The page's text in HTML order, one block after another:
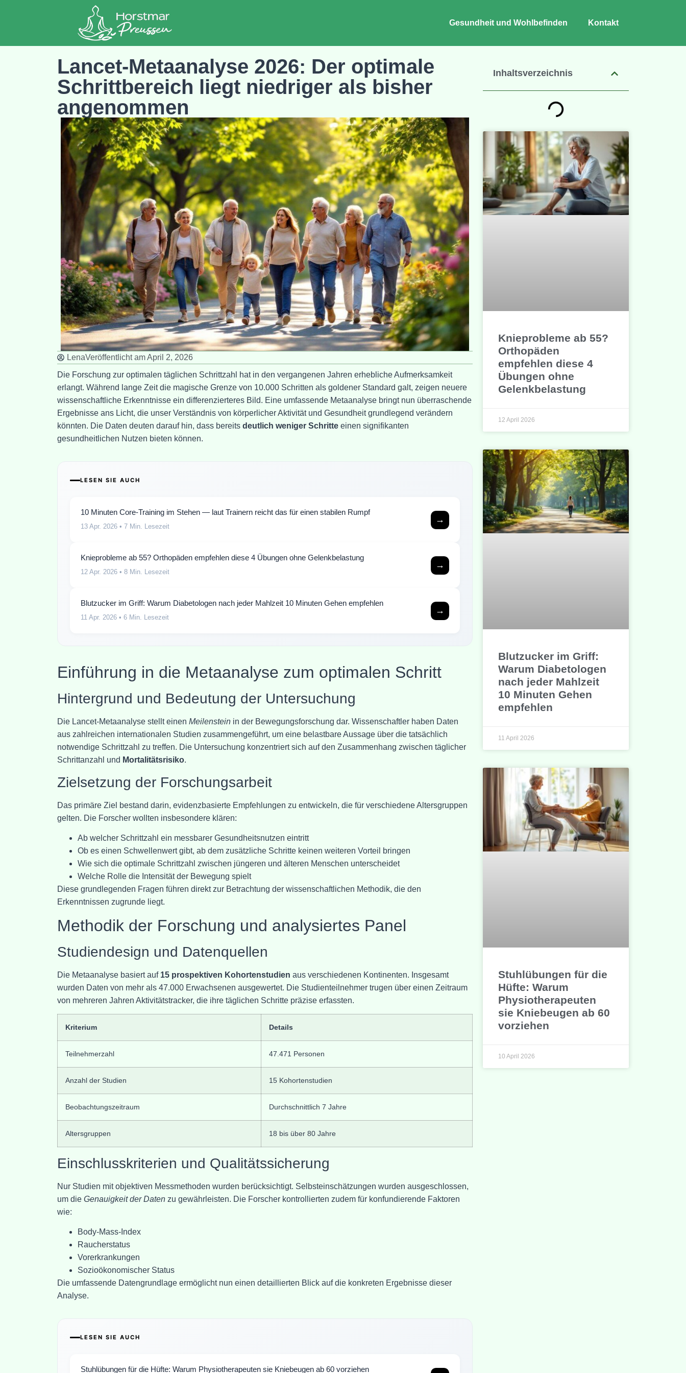
Gesundheit und Wohlbefinden Kontakt
Inhaltsverzeichnis
Knieprobleme ab 55?
Orthopäden
empfehlen diese 4
Übungen ohne
Gelenkbelastung
12 April 2026
Blutzucker im Griff:
Warum Diabetologen
nach jeder Mahlzeit
10 Minuten Gehen
empfehlen
11 April 2026
Stuhlübungen für die
Hüfte: Warum
Physiotherapeuten
sie Kniebeugen ab 60
vorziehen
10 April 2026
Lancet-Metaanalyse 2026: Der optimale
Schrittbereich liegt niedriger als bisher
angenommen
LenaVeröffentlicht amApril 2, 2026
Die Forschung zur optimalen täglichen Schrittzahl hat in den vergangenen Jahren erhebliche Aufmerksamkeit
erlangt. Während lange Zeit die magische Grenze von 10.000 Schritten als goldener Standard galt, zeigen neuere
wissenschaftliche Erkenntnisse ein differenzierteres Bild. Eine umfassende Metaanalyse bringt nun überraschende
Ergebnisse ans Licht, die unser Verständnis von körperlicher Aktivität und Gesundheit grundlegend verändern
könnten. Die Daten deuten darauf hin, dass bereits deutlich weniger Schritte einen signifikanten
gesundheitlichen Nutzen bieten können.
LESEN SIE AUCH
10 Minuten Core-Training im Stehen — laut Trainern reicht das für einen stabilen Rumpf
13 Apr. 2026 • 7 Min. Lesezeit
→
Knieprobleme ab 55? Orthopäden empfehlen diese 4 Übungen ohne Gelenkbelastung
12 Apr. 2026 • 8 Min. Lesezeit
→
Blutzucker im Griff: Warum Diabetologen nach jeder Mahlzeit 10 Minuten Gehen empfehlen
11 Apr. 2026 • 6 Min. Lesezeit
→
Einführung in die Metaanalyse zum optimalen Schritt
Hintergrund und Bedeutung der Untersuchung
Die Lancet-Metaanalyse stellt einen Meilenstein in der Bewegungsforschung dar. Wissenschaftler haben Daten
aus zahlreichen internationalen Studien zusammengeführt, um eine belastbare Aussage über die tatsächlich
notwendige Schrittzahl zu treffen. Die Untersuchung konzentriert sich auf den Zusammenhang zwischen täglicher
Schrittanzahl und Mortalitätsrisiko.
Zielsetzung der Forschungsarbeit
Das primäre Ziel bestand darin, evidenzbasierte Empfehlungen zu entwickeln, die für verschiedene Altersgruppen
gelten. Die Forscher wollten insbesondere klären:
Ab welcher Schrittzahl ein messbarer Gesundheitsnutzen eintritt
Ob es einen Schwellenwert gibt, ab dem zusätzliche Schritte keinen weiteren Vorteil bringen
Wie sich die optimale Schrittzahl zwischen jüngeren und älteren Menschen unterscheidet
Welche Rolle die Intensität der Bewegung spielt
Diese grundlegenden Fragen führen direkt zur Betrachtung der wissenschaftlichen Methodik, die den
Erkenntnissen zugrunde liegt.
Methodik der Forschung und analysiertes Panel
Studiendesign und Datenquellen
Die Metaanalyse basiert auf 15 prospektiven Kohortenstudien aus verschiedenen Kontinenten. Insgesamt
wurden Daten von mehr als 47.000 Erwachsenen ausgewertet. Die Studienteilnehmer trugen über einen Zeitraum
von mehreren Jahren Aktivitätstracker, die ihre täglichen Schritte präzise erfassten.
Kriterium Details
Teilnehmerzahl 47.471 Personen
Anzahl der Studien 15 Kohortenstudien
Beobachtungszeitraum Durchschnittlich 7 Jahre
Altersgruppen 18 bis über 80 Jahre
Einschlusskriterien und Qualitätssicherung
Nur Studien mit objektiven Messmethoden wurden berücksichtigt. Selbsteinschätzungen wurden ausgeschlossen,
um die Genauigkeit der Daten zu gewährleisten. Die Forscher kontrollierten zudem für konfundierende Faktoren
wie:
Body-Mass-Index
Raucherstatus
Vorerkrankungen
Sozioökonomischer Status
Die umfassende Datengrundlage ermöglicht nun einen detaillierten Blick auf die konkreten Ergebnisse dieser
Analyse.
LESEN SIE AUCH
Stuhlübungen für die Hüfte: Warum Physiotherapeuten sie Kniebeugen ab 60 vorziehen